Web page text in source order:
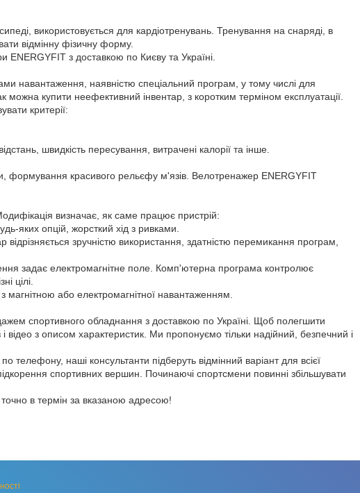
використовується для кардіотренувань. Тренування на снаряді, в
відмінну фізичну форму.
з доставкою по Києву та Україні.
навантаження, наявністю спеціальний програм, у тому числі для
купити неефективний інвентар, з коротким терміном експлуатації.
критерії:
швидкість пересування, витрачені калорії та інше.
формування красивого рельєфу м'язів. Велотренажер ENERGYFIT
визначає, як саме працює пристрій:
яких опцій, жорсткий хід з ривками.
зручністю використання, здатністю перемикання програм,
задає електромагнітне поле. Комп'ютерна програма контролює
цілі.
або електромагнітної навантаженням.
спортивного обладнання з доставкою по Україні. Щоб полегшити
з описом характеристик. Ми пропонуємо тільки надійний, безпечний і
наші консультанти підберуть відмінний варіант для всієї
спортивних вершин. Починаючі спортсмени повинні збільшувати
в термін за вказаною адресою!